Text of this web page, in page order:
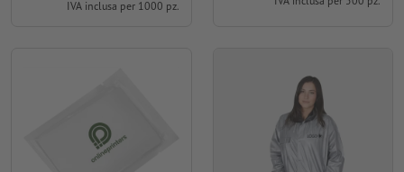
IVA inclusa per 1000 pz.